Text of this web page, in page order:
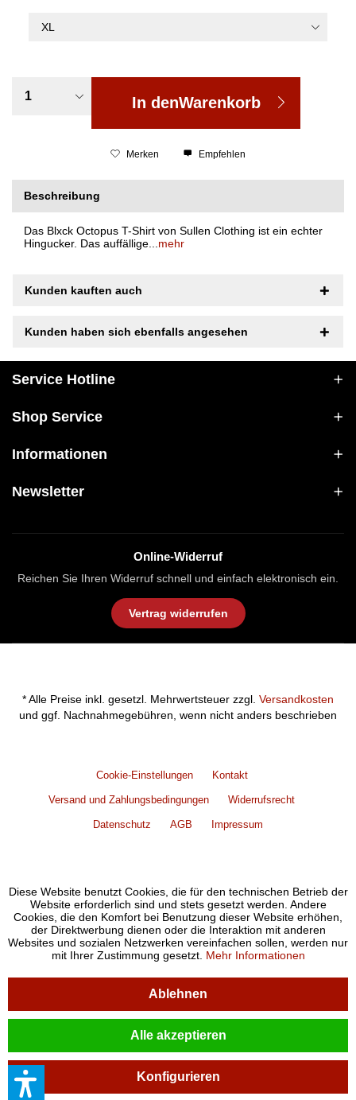
In denWarenkorb
Merken Empfehlen
Beschreibung
Das Blxck Octopus T-Shirt von Sullen Clothing ist ein echter
Hingucker. Das auffällige... mehr
Kunden kauften auch
Kunden haben sich ebenfalls angesehen
Service Hotline
Shop Service
Informationen
Newsletter
Online-Widerruf
Reichen Sie Ihren Widerruf schnell und einfach elektronisch ein.
Vertrag widerrufen
* Alle Preise inkl. gesetzl. Mehrwertsteuer zzgl. Versandkosten
und ggf. Nachnahmegebühren, wenn nicht anders beschrieben
Cookie-Einstellungen Kontakt
Versand und Zahlungsbedingungen Widerrufsrecht
Datenschutz AGB Impressum
Diese Website benutzt Cookies, die für den technischen Betrieb der
Website erforderlich sind und stets gesetzt werden. Andere
Cookies, die den Komfort bei Benutzung dieser Website erhöhen,
der Direktwerbung dienen oder die Interaktion mit anderen
Websites und sozialen Netzwerken vereinfachen sollen, werden nur
mit Ihrer Zustimmung gesetzt. Mehr Informationen
Ablehnen
Alle akzeptieren
Konfigurieren